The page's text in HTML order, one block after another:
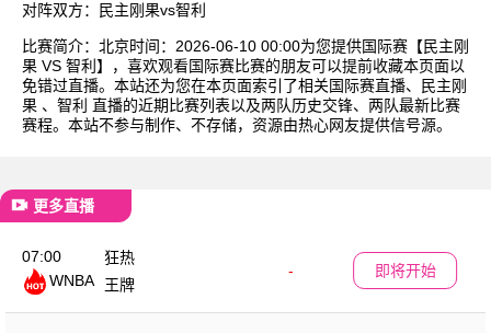
对阵双方： 民主刚果vs智利
比赛简介： 北京时间：2026-06-10 00:00为您提供国际赛【民主刚
果 VS 智利】，喜欢观看国际赛比赛的朋友可以提前收藏本页面以
免错过直播。本站还为您在本页面索引了相关国际赛直播、民主刚
果 、智利 直播的近期比赛列表以及两队历史交锋、两队最新比赛
赛程。本站不参与制作、不存储，资源由热心网友提供信号源。
更多直播
07:00
WNBA
狂热
-
王牌
即将开始